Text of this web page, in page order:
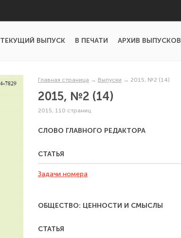
ТЕКУЩИЙ ВЫПУСК В ПЕЧАТИ АРХИВ ВЫПУСКОВ
Главная страница → Выпуски → 2015, №2 (14)
2015, №2 (14)
2015, 110 страниц
СЛОВО ГЛАВНОГО РЕДАКТОРА
СТАТЬЯ
Задачи номера
ОБЩЕСТВО: ЦЕННОСТИ И СМЫСЛЫ
СТАТЬЯ